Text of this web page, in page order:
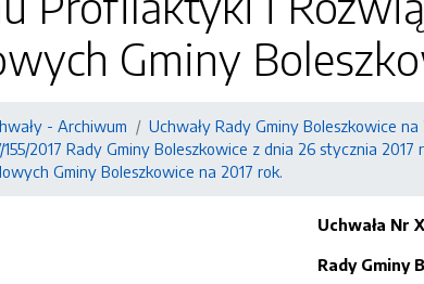
Gminy
- Archiwum
Uchwały Rady Gminy Boleszkowice na
155/2017 Rady Gminy Boleszkowice z dnia 26 stycznia
Gminy Boleszkowice na 2017 rok.
Uchwała Nr
Rady Gminy